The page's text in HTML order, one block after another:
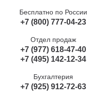
Бесплатно по России
+7 (800) 777-04-23
Отдел продаж
+7 (977) 618-47-40
+7 (495) 142-12-34
Бухгалтерия
+7 (925) 912-72-63